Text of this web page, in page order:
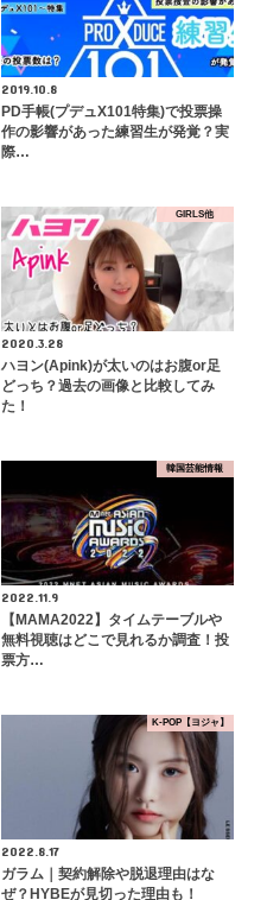
2019.10.8
PD手帳(プデュX101特集)で投票操
作の影響があった練習生が発覚？実
際…
GIRLS他
2020.3.28
ハヨン(Apink)が太いのはお腹or足
どっち？過去の画像と比較してみ
た！
韓国芸能情報
2022.11.9
【MAMA2022】タイムテーブルや
無料視聴はどこで見れるか調査！投
票方…
K-POP【ヨジャ】
2022.8.17
ガラム｜契約解除や脱退理由はな
ぜ？HYBEが見切った理由も！